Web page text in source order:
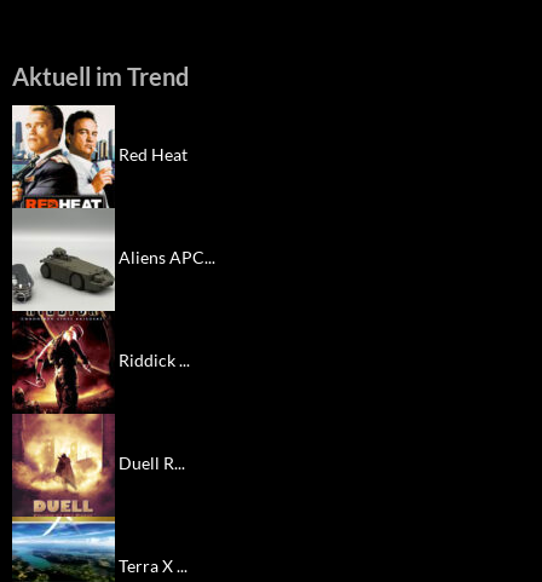
Aktuell im Trend
Red Heat
Aliens APC...
Riddick ...
Duell R...
Terra X ...